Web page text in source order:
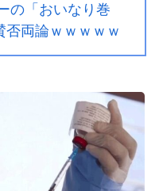
の「おいなり巻
否両論ｗｗｗｗｗ